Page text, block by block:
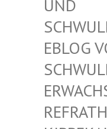
SCH
OG VON
RATH,